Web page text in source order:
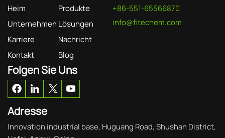
Heim
Produkte
Unternehmen Lösungen
Karriere
Nachricht
Kontakt
Blog
+86-551-65566870
info@fitechem.com
Folgen Sie Uns
Adresse
Innovation industrial base, Huguang Road, Shushan District,